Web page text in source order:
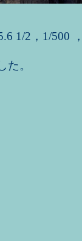
1/2，1/500
た。